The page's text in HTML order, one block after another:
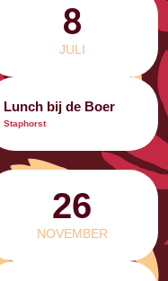
8
JULI
Lunch bij de Boer
Staphorst
26
NOVEMBER